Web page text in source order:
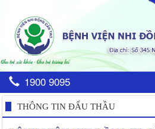
1900 9095
THÔNG TIN ĐẤU THẦU